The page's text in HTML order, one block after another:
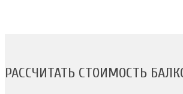
РАССЧИТАТЬ СТОИМОСТЬ